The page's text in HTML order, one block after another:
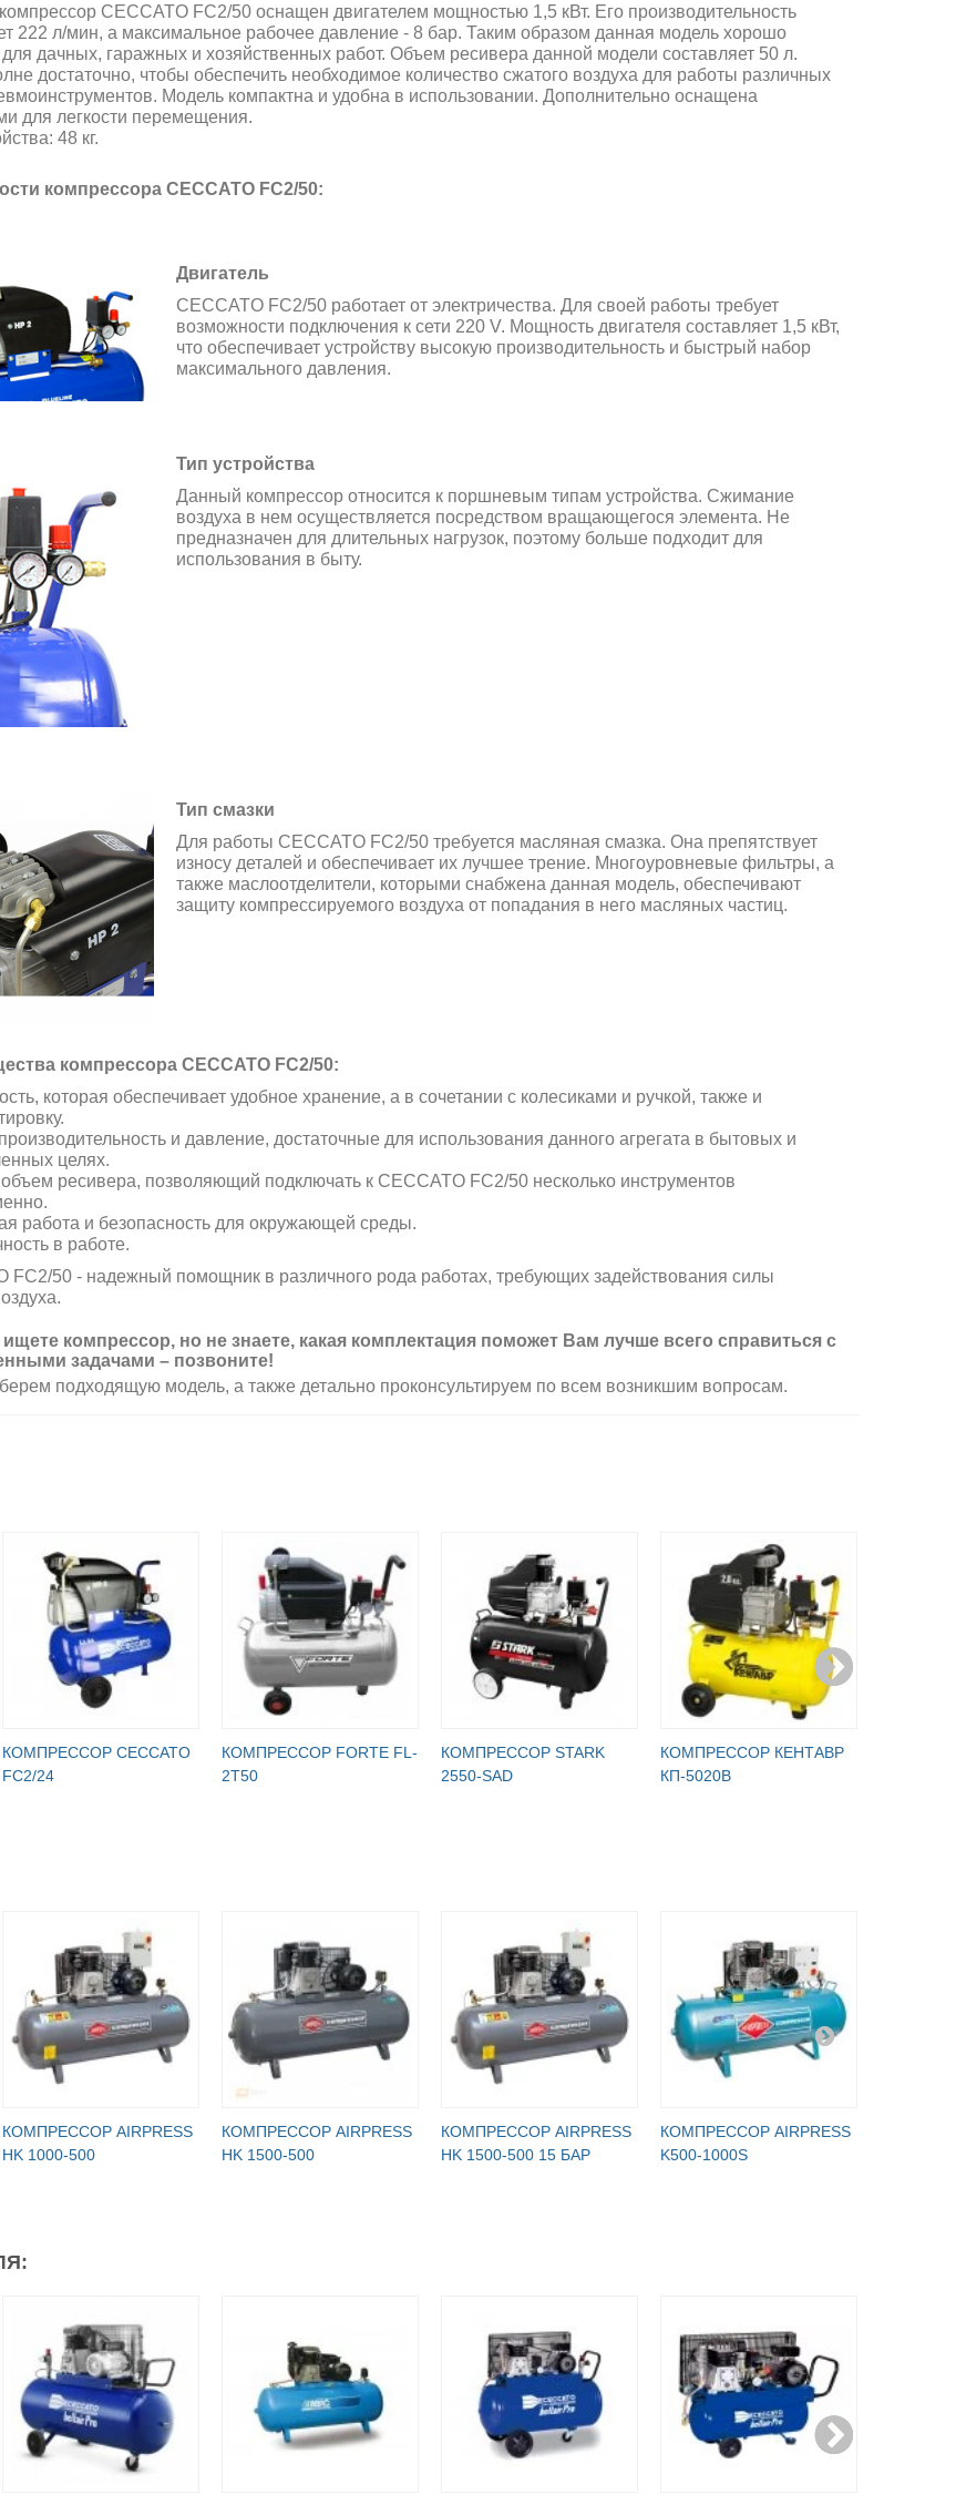
CECCATO FC2/50 оснащен двигателем мощностью 1,5 кВт. Его производительность
222 л/мин, а максимальное рабочее давление - 8 бар. Таким образом данная модель хорошо
для дачных, гаражных и хозяйственных работ. Объем ресивера данной модели составляет 50 л.
достаточно, чтобы обеспечить необходимое количество сжатого воздуха для работы различных
Модель компактна и удобна в использовании. Дополнительно оснащена
для легкости перемещения.
48 кг.
компрессора CECCATO FC2/50:
Двигатель
CECCATO FC2/50 работает от электричества. Для своей работы требует
возможности подключения к сети 220 V. Мощность двигателя составляет 1,5 кВт,
что обеспечивает устройству высокую производительность и быстрый набор
максимального давления.
Тип устройства
Данный компрессор относится к поршневым типам устройства. Сжимание
воздуха в нем осуществляется посредством вращающегося элемента. Не
предназначен для длительных нагрузок, поэтому больше подходит для
использования в быту.
Тип смазки
Для работы CECCATO FC2/50 требуется масляная смазка. Она препятствует
износу деталей и обеспечивает их лучшее трение. Многоуровневые фильтры, а
также маслоотделители, которыми снабжена данная модель, обеспечивают
защиту компрессируемого воздуха от попадания в него масляных частиц.
компрессора CECCATO FC2/50:
которая обеспечивает удобное хранение, а в сочетании с колесиками и ручкой, также и
и давление, достаточные для использования данного агрегата в бытовых и
целях.
ресивера, позволяющий подключать к CECCATO FC2/50 несколько инструментов
работа и безопасность для окружающей среды.
в работе.
FC2/50 - надежный помощник в различного рода работах, требующих задействования силы
компрессор, но не знаете, какая комплектация поможет Вам лучше всего справиться с
задачами – позвоните!
подходящую модель, а также детально проконсультируем по всем возникшим вопросам.
КОМПРЕССОР CECCATO
FC2/24
КОМПРЕССОР FORTE FL-
2T50
КОМПРЕССОР STARK
2550-SAD
КОМПРЕССОР КЕНТАВР
КП-5020В
КОМПРЕССОР AIRPRESS
HK 1000-500
КОМПРЕССОР AIRPRESS
HK 1500-500
КОМПРЕССОР AIRPRESS
HK 1500-500 15 БАР
КОМПРЕССОР AIRPRESS
K500-1000S